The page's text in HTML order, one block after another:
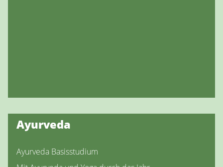
Ayurveda
Ayurveda Basisstudium